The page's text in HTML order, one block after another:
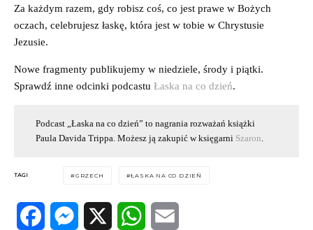
Za każdym razem, gdy robisz coś, co jest prawe w Bożych
oczach, celebrujesz łaskę, która jest w tobie w Chrystusie
Jezusie.
Nowe fragmenty publikujemy w niedziele, środy i piątki.
Sprawdź inne odcinki podcastu Łaska na co dzień.
Podcast „Łaska na co dzień” to nagrania rozważań książki
Paula Davida Trippa. Możesz ją zakupić w księgarni Szaron.
TAGI GRZECH ŁASKA NA CO DZIEŃ